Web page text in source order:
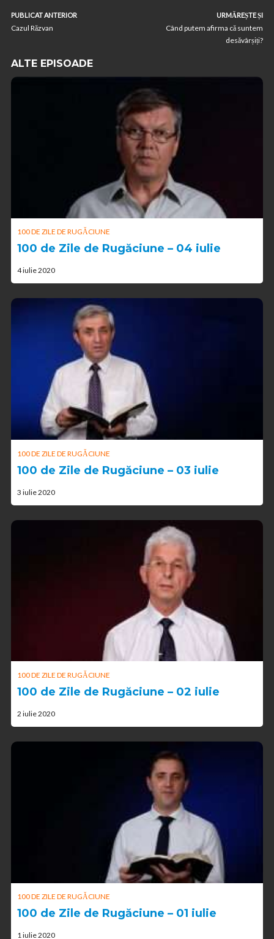
PUBLICAT ANTERIOR
Cazul Răzvan
URMĂREȘTE ȘI
Când putem afirma că suntem
desăvârșiți?
ALTE EPISOADE
100 DE ZILE DE RUGĂCIUNE
100 de Zile de Rugăciune – 04 iulie
4 iulie 2020
100 DE ZILE DE RUGĂCIUNE
100 de Zile de Rugăciune – 03 iulie
3 iulie 2020
100 DE ZILE DE RUGĂCIUNE
100 de Zile de Rugăciune – 02 iulie
2 iulie 2020
100 DE ZILE DE RUGĂCIUNE
100 de Zile de Rugăciune – 01 iulie
1 iulie 2020